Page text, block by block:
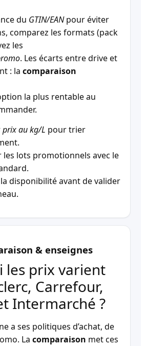
du GTIN/EANpour éviter
comparez les formats (pack
les
. Les écarts entre drive et
: la comparaison
la plus rentable au
prix au kg/L pour trier
les lots promotionnels avec le
disponibilité avant de valider
& enseignes
les prix varient
Carrefour,
Intermarché ?
a ses politiques d’achat, de
La comparaison met ces